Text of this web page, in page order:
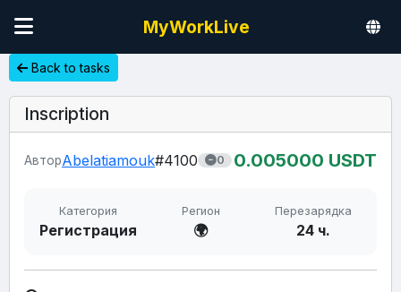
MyWorkLive
Back to tasks
Inscription
АвторAbelatiamouk#4100 0 0.005000 USDT
Категория
Регистрация
Регион
🌍
Перезарядка
24 ч.